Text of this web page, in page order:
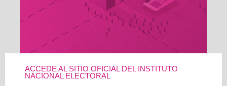
ACCEDE AL SITIO OFICIAL DEL INSTITUTO
NACIONAL ELECTORAL